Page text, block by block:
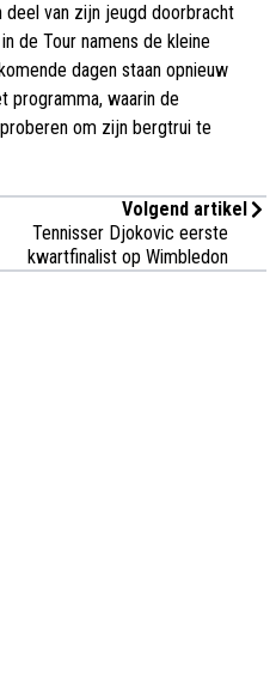
deel van zijn jeugd doorbracht
de Tour namens de kleine
dagen staan opnieuw
programma, waarin de
om zijn bergtrui te
Volgend artikel
Tennisser Djokovic eerste
kwartfinalist op Wimbledon